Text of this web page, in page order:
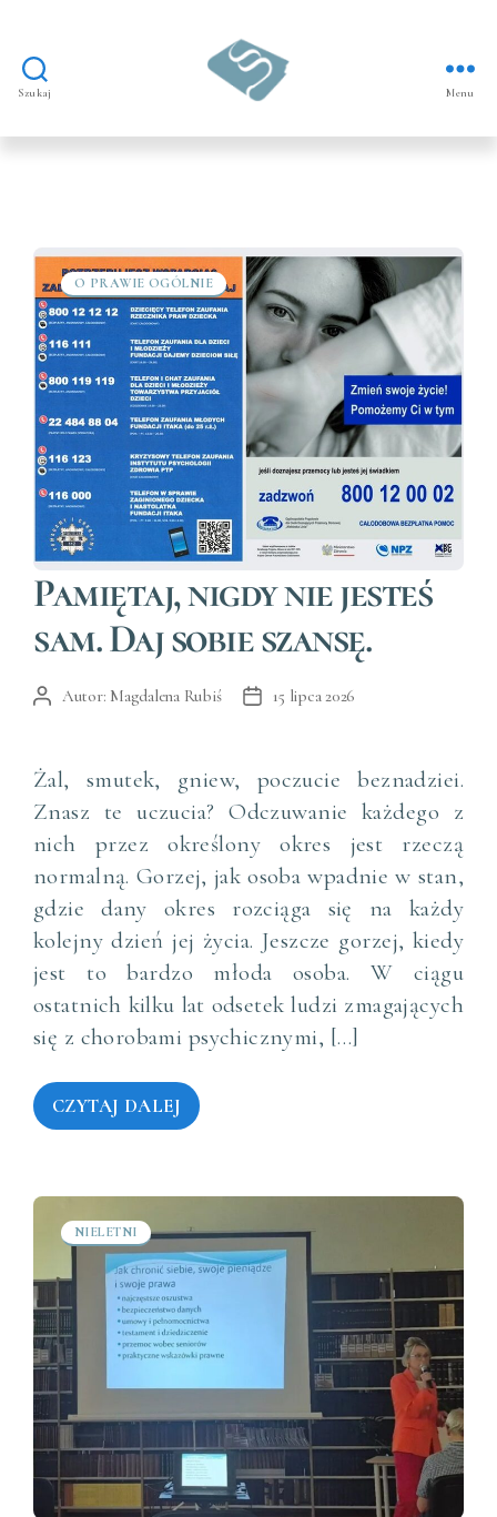
Szukaj Menu
Kategorie
O PRAWIE OGÓLNIE
Pamiętaj, nigdy nie jesteś
sam. Daj sobie szansę.
AutorAutor: Magdalena Rubiś
Data15 lipca 2026
Żal, smutek, gniew, poczucie beznadziei.
Znasz te uczucia? Odczuwanie każdego z
nich przez określony okres jest rzeczą
normalną. Gorzej, jak osoba wpadnie w stan,
gdzie dany okres rozciąga się na każdy
kolejny dzień jej życia. Jeszcze gorzej, kiedy
jest to bardzo młoda osoba. W ciągu
ostatnich kilku lat odsetek ludzi zmagających
się z chorobami psychicznymi, […]
CZYTAJ DALEJ
NIELETNI